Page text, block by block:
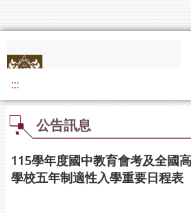
:::
公告訊息
115學年度國中教育會考及全國
學校五年制適性入學重要日程表